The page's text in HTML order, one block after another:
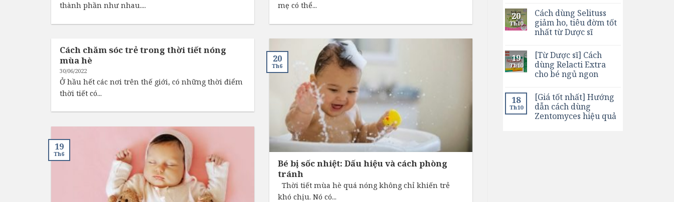
thành phần như nhau....
mẹ có thể...
Cách chăm sóc trẻ trong thời tiết nóng
mùa hè
30/06/2022
Ở hầu hết các nơi trên thế giới, có những thời điểm
thời tiết có...
Bé bị sốc nhiệt: Dấu hiệu và cách phòng
tránh
Thời tiết mùa hè quá nóng không chỉ khiến trẻ
khó chịu. Nó có...
20
Th6
19
Th6
20
Th10
Cách dùng Selituss
giảm ho, tiêu đờm tốt
nhất từ Dược sĩ
19
Th10
[Từ Dược sĩ] Cách
dùng Relacti Extra
cho bé ngủ ngon
18
Th10
[Giá tốt nhất] Hướng
dẫn cách dùng
Zentomyces hiệu quả